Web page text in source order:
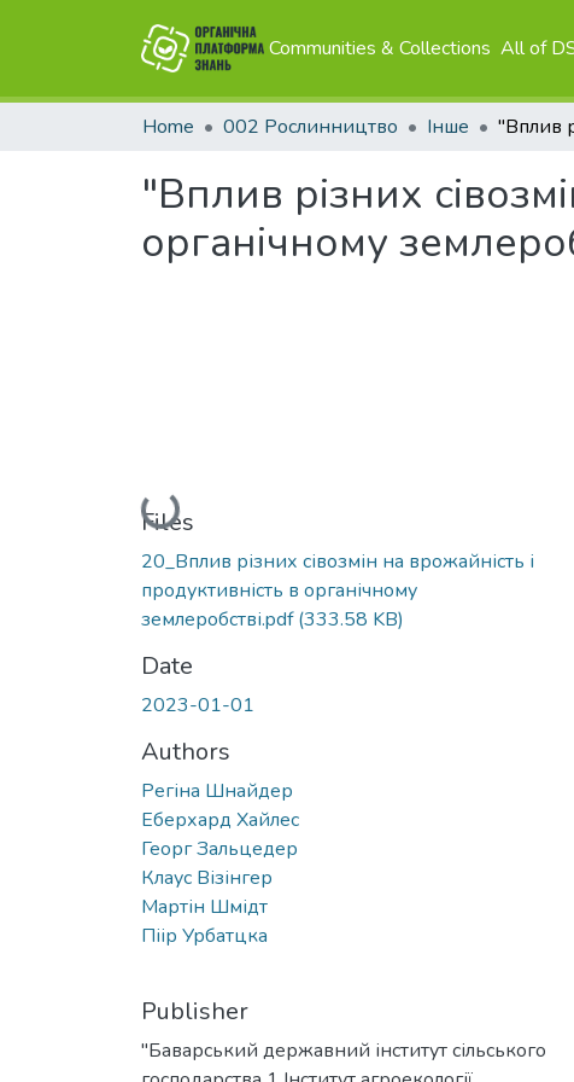
Communities & Collections All of
Home 002 Рослинництво Інше
"Вплив різних
органічному
Loading...
Files
20_Вплив різних сівозмін на врожайність і
продуктивність в органічному
землеробстві.pdf(333.58 KB)
Date
2023-01-01
Authors
Регіна Шнайдер
Еберхард Хайлес
Георг Зальцедер
Клаус Візінгер
Мартін Шмідт
Піір Урбатцка
Publisher
"Баварський державний інститут сільського